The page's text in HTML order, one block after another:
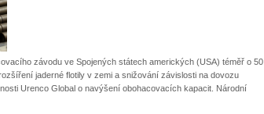
závodu ve Spojených státech amerických (USA) téměř o 50
jaderné flotily v zemi a snižování závislosti na dovozu
Urenco Global o navýšení obohacovacích kapacit. Národní